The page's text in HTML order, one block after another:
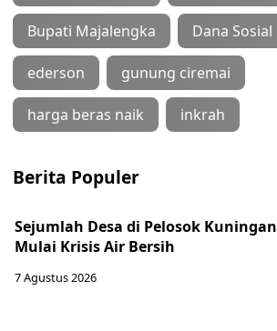
Bupati Majalengka Dana Sosial
ederson gunung ciremai
harga beras naik inkrah
Berita Populer
Sejumlah Desa di Pelosok Kuningan
Mulai Krisis Air Bersih
7 Agustus 2026